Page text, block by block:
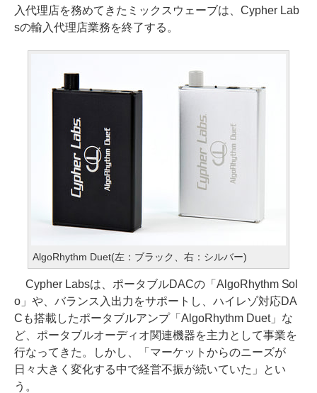
入代理店を務めてきたミックスウェーブは、Cypher Lab
sの輸入代理店業務を終了する。
AlgoRhythm Duet(左：ブラック、右：シルバー)
Cypher Labsは、ポータブルDACの「AlgoRhythm Sol
o」や、バランス入出力をサポートし、ハイレゾ対応DA
Cも搭載したポータブルアンプ「AlgoRhythm Duet」な
ど、ポータブルオーディオ関連機器を主力として事業を
行なってきた。しかし、「マーケットからのニーズが
日々大きく変化する中で経営不振が続いていた」とい
う。